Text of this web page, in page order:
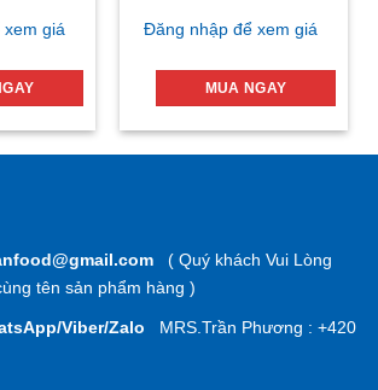
giá Đăng nhập để xem giá
MUA NGAY
( Quý khách Vui Lòng
tên sản phẩm hàng )
Viber/Zalo MRS.Trần Phương : +420